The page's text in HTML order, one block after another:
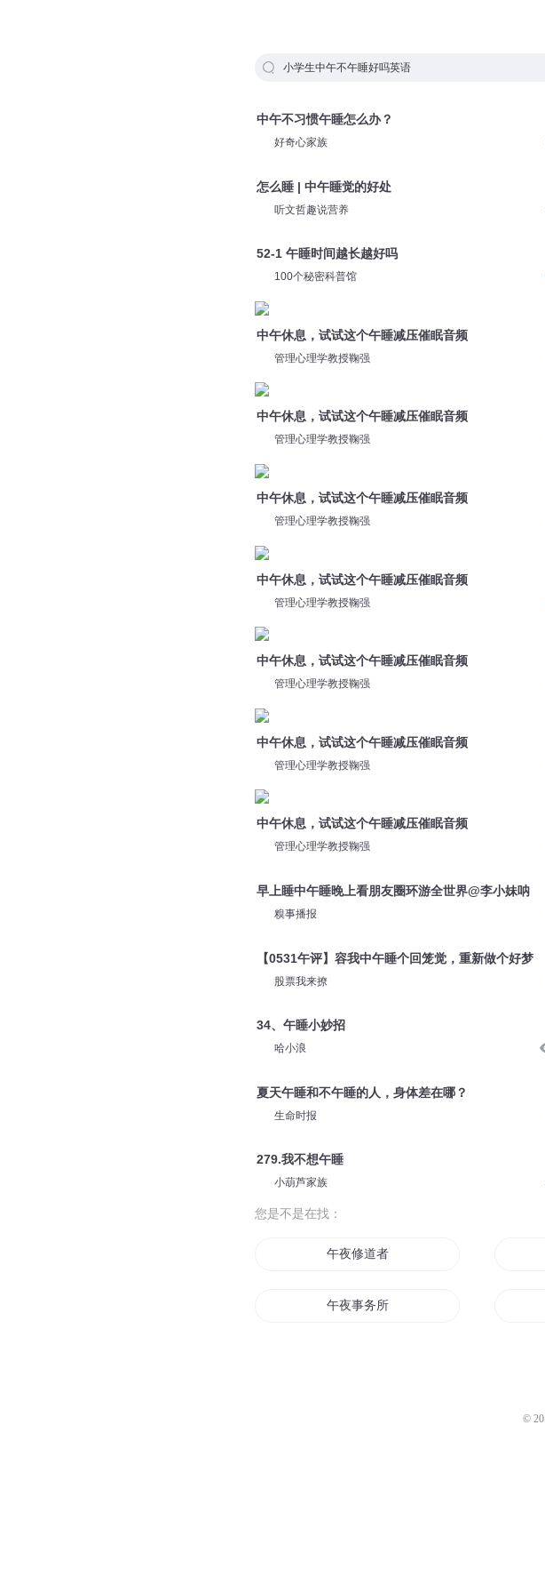
小学生中午不午睡好吗英语
中午不习惯午睡怎么办？
好奇心家族
怎么睡 | 中午睡觉的好处
听文哲趣说营养
52-1 午睡时间越长越好吗
100个秘密科普馆
中午休息，试试这个午睡减压催眠音频
管理心理学教授鞠强
中午休息，试试这个午睡减压催眠音频
管理心理学教授鞠强
中午休息，试试这个午睡减压催眠音频
管理心理学教授鞠强
中午休息，试试这个午睡减压催眠音频
管理心理学教授鞠强
中午休息，试试这个午睡减压催眠音频
管理心理学教授鞠强
中午休息，试试这个午睡减压催眠音频
管理心理学教授鞠强
中午休息，试试这个午睡减压催眠音频
管理心理学教授鞠强
早上睡中午睡晚上看朋友圈环游全世界@李小妹呐
糗事播报
【0531午评】容我中午睡个回笼觉，重新做个好梦
股票我来撩
34、午睡小妙招
哈小浪
夏天午睡和不午睡的人，身体差在哪？
生命时报
279.我不想午睡
小葫芦家族
您是不是在找：
午夜修道者
午夜事务所
©